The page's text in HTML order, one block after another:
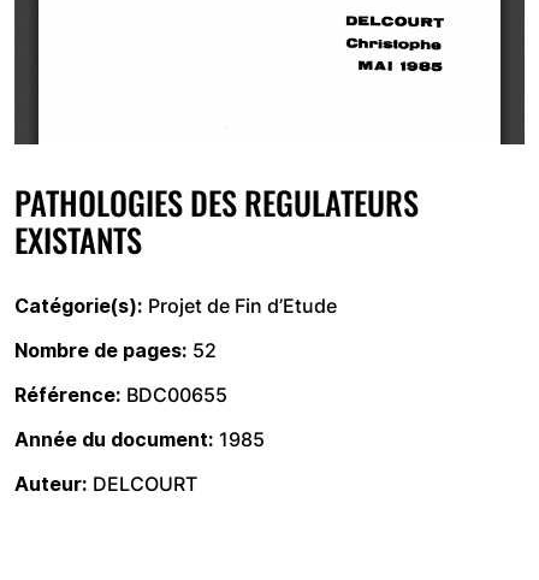
PATHOLOGIES DES REGULATEURS
EXISTANTS
Catégorie(s) Projet de Fin d’Etude
Nombre de pages 52
Référence BDC00655
Année du document 1985
Auteur DELCOURT